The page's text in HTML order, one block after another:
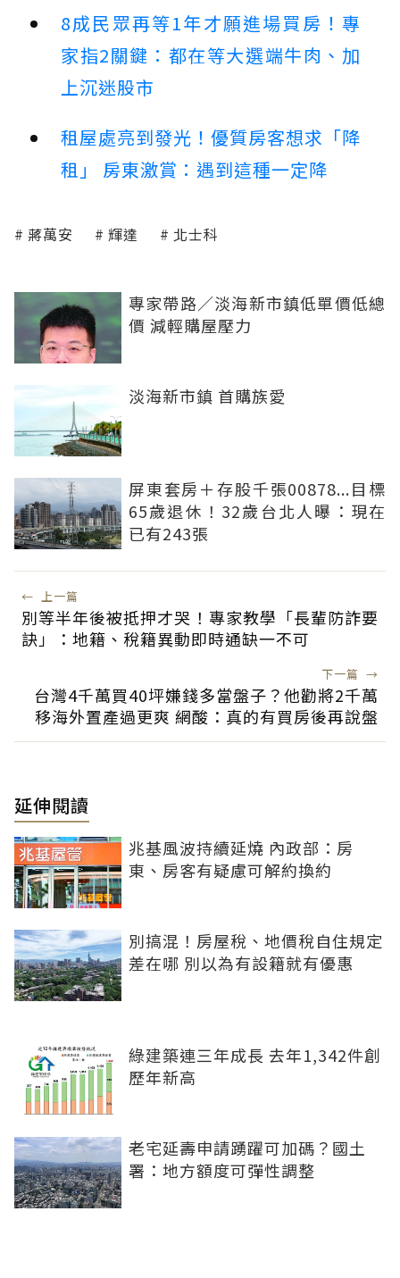
8成民眾再等1年才願進場買房！專
家指2關鍵：都在等大選端牛肉、加
上沉迷股市
租屋處亮到發光！優質房客想求「降
租」 房東激賞：遇到這種一定降
蔣萬安 輝達 北士科
專家帶路／淡海新市鎮低單價低總
價 減輕購屋壓力
淡海新市鎮 首購族愛
屏東套房＋存股千張00878...目標
65歲退休！32歲台北人曝：現在
已有243張
← 上一篇
別等半年後被抵押才哭！專家教學「長輩防詐要
訣」：地籍、稅籍異動即時通缺一不可
下一篇 →
台灣4千萬買40坪嫌錢多當盤子？他勸將2千萬
移海外置產過更爽 網酸：真的有買房後再說盤
延伸閱讀
兆基風波持續延燒 內政部：房
東、房客有疑慮可解約換約
別搞混！房屋稅、地價稅自住規定
差在哪 別以為有設籍就有優惠
綠建築連三年成長 去年1,342件創
歷年新高
老宅延壽申請踴躍可加碼？國土
署：地方額度可彈性調整